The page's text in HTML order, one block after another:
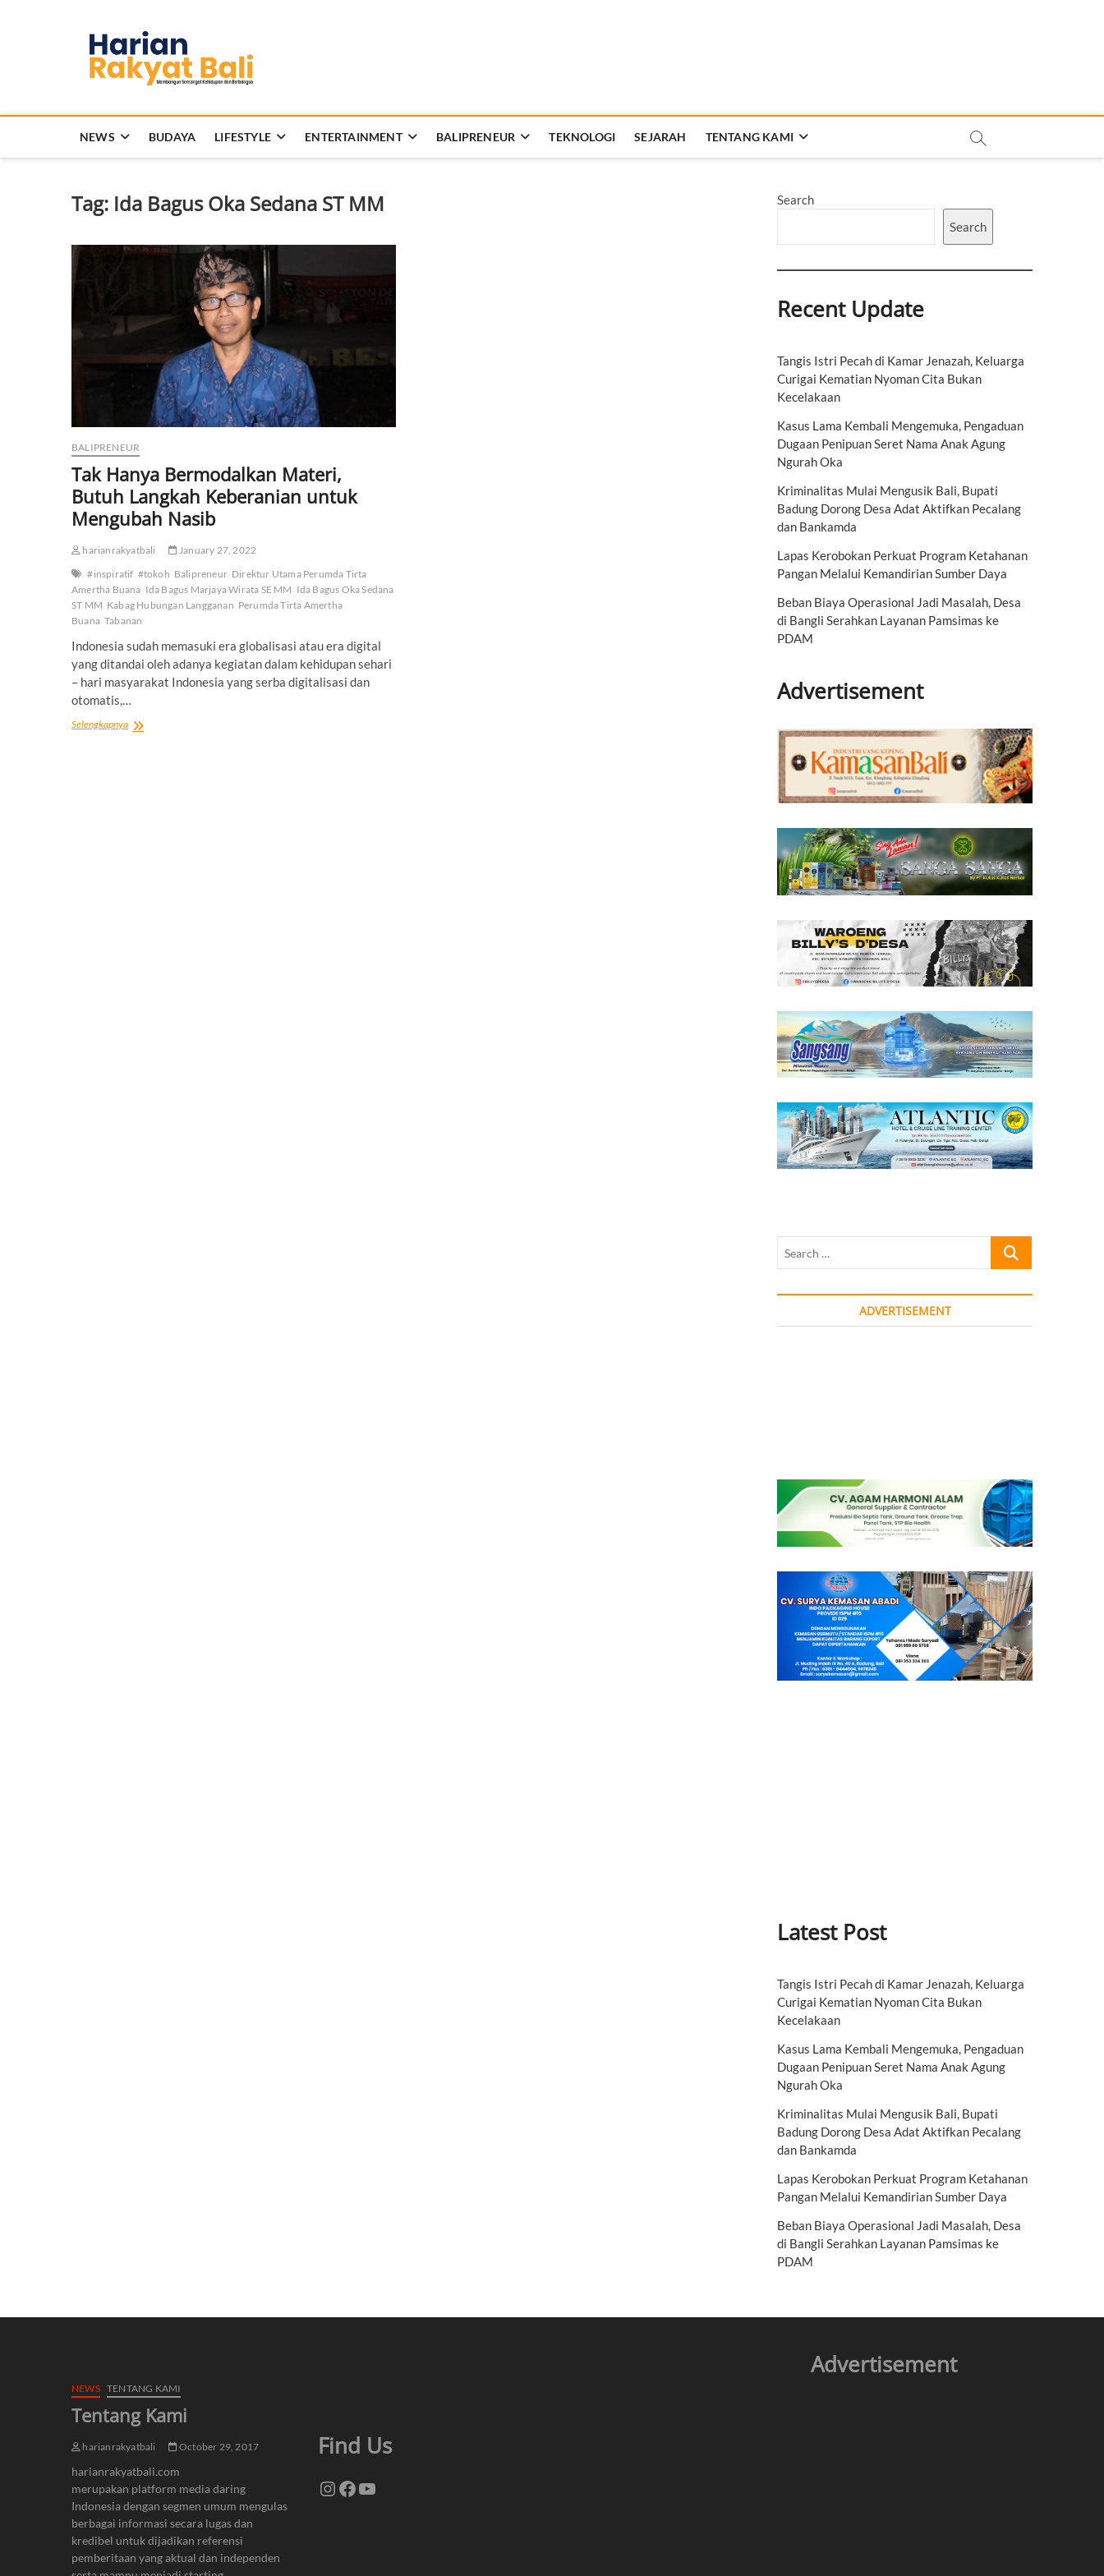
NEWS BUDAYA LIFESTYLE ENTERTAINMENT BALIPRENEUR TEKNOLOGI SEJARAH TENTANG KAMI
Tag: Ida Bagus Oka Sedana ST MM
BALIPRENEUR
Tak Hanya Bermodalkan Materi,
Butuh Langkah Keberanian untuk
Mengubah Nasib
harianrakyatbali
January 27, 2022
#inspiratif #tokoh Balipreneur Direktur Utama Perumda Tirta
Amertha Buana Ida Bagus Marjaya Wirata SE MM Ida Bagus Oka Sedana
ST MM Kabag Hubungan Langganan Perumda Tirta Amertha
Buana Tabanan
Indonesia sudah memasuki era globalisasi atau era digital
yang ditandai oleh adanya kegiatan dalam kehidupan sehari
– hari masyarakat Indonesia yang serba digitalisasi dan
otomatis,…
SelengkapnyaTak
Search
Search
Recent Update
Tangis Istri Pecah di Kamar Jenazah, Keluarga
Curigai Kematian Nyoman Cita Bukan
Kecelakaan
Kasus Lama Kembali Mengemuka, Pengaduan
Dugaan Penipuan Seret Nama Anak Agung
Ngurah Oka
Kriminalitas Mulai Mengusik Bali, Bupati
Badung Dorong Desa Adat Aktifkan Pecalang
dan Bankamda
Lapas Kerobokan Perkuat Program Ketahanan
Pangan Melalui Kemandirian Sumber Daya
Beban Biaya Operasional Jadi Masalah, Desa
di Bangli Serahkan Layanan Pamsimas ke
PDAM
Advertisement
Search
ADVERTISEMENT
Latest Post
Tangis Istri Pecah di Kamar Jenazah, Keluarga
Curigai Kematian Nyoman Cita Bukan
Kecelakaan
Kasus Lama Kembali Mengemuka, Pengaduan
Dugaan Penipuan Seret Nama Anak Agung
Ngurah Oka
Kriminalitas Mulai Mengusik Bali, Bupati
Badung Dorong Desa Adat Aktifkan Pecalang
dan Bankamda
Lapas Kerobokan Perkuat Program Ketahanan
Pangan Melalui Kemandirian Sumber Daya
Beban Biaya Operasional Jadi Masalah, Desa
di Bangli Serahkan Layanan Pamsimas ke
PDAM
NEWS TENTANG KAMI
Tentang Kami
harianrakyatbali October 29, 2017
harianrakyatbali.com
merupakan platform media daring
Indonesia dengan segmen umum mengulas
berbagai informasi secara lugas dan
kredibel untuk dijadikan referensi
pemberitaan yang aktual dan independen
Find Us
Instagram
Facebook
YouTube
Advertisement